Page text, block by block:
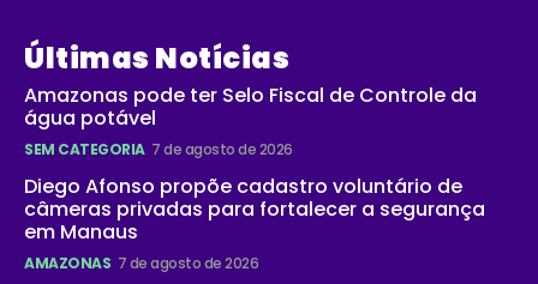
Últimas Notícias
Amazonas pode ter Selo Fiscal de Controle da
água potável
SEM CATEGORIA 7 de agosto de 2026
Diego Afonso propõe cadastro voluntário de
câmeras privadas para fortalecer a segurança
em Manaus
AMAZONAS 7 de agosto de 2026